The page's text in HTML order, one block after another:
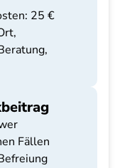
25 €
Fällen